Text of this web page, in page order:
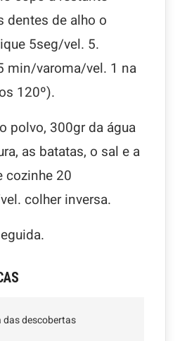
dentes de alho o
5seg/vel. 5.
min/varoma/vel. 1 na
120º).
polvo, 300gr da água
as batatas, o sal e a
cozinhe 20
colher inversa.
das descobertas